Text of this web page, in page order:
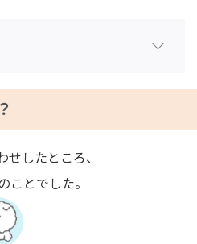
したところ、
ことでした。